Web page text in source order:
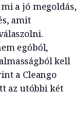
a jó megoldás,
amit
egóból,
kell
a Cleango
az utóbbi két